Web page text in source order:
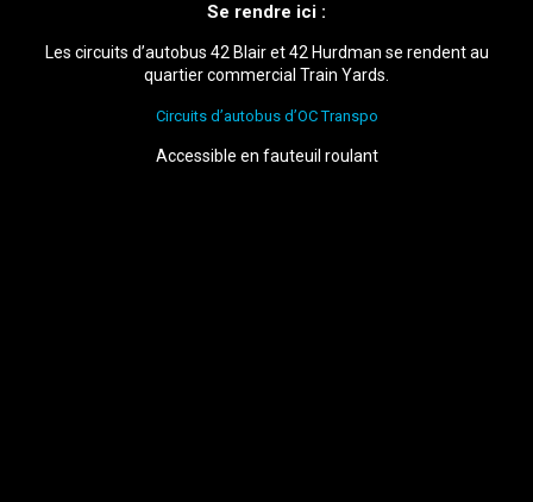
Se rendre ici :
Les circuits d’autobus 42 Blair et 42 Hurdman se rendent au
quartier commercial Train Yards.
Circuits d’autobus d’OC Transpo
Accessible en fauteuil roulant